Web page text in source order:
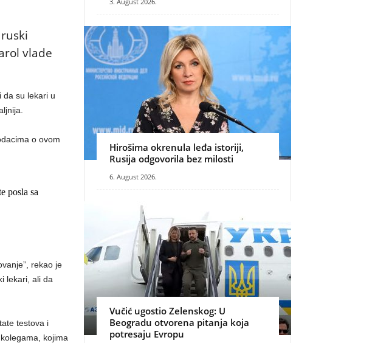
vlade
da su lekari u
o ovom
posla sa
rekao je
lekari, ali da
testova i
kojima
Hirošima okrenula leđa istoriji,
Rusija odgovorila bez milosti
6. August 2026.
Vučić ugostio Zelenskog: U
Beogradu otvorena pitanja koja
potresaju Evropu